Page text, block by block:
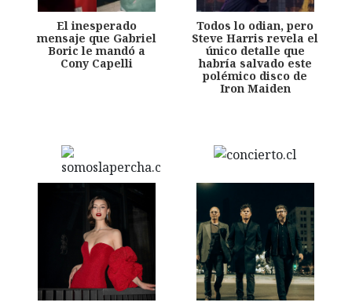
El inesperado
mensaje que Gabriel
Boric le mandó a
Cony Capelli
Todos lo odian, pero
Steve Harris revela el
único detalle que
habría salvado este
polémico disco de
Iron Maiden